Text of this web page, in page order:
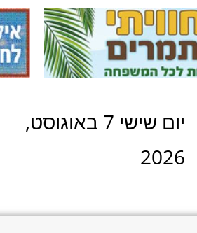
יום שישי 7 באוגוסט,
2026